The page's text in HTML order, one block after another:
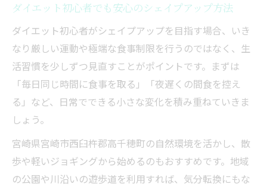
ダイエット初心者でも安心のシェイプアップ方法
ダイエット初心者がシェイプアップを目指す場合、いき
なり厳しい運動や極端な食事制限を行うのではなく、生
活習慣を少しずつ見直すことがポイントです。まずは
「毎日同じ時間に食事を取る」「夜遅くの間食を控え
る」など、日常でできる小さな変化を積み重ねていきま
しょう。
宮崎県宮崎市西臼杵郡高千穂町の自然環境を活かし、散
歩や軽いジョギングから始めるのもおすすめです。地域
の公園や川沿いの遊歩道を利用すれば、気分転換にもな